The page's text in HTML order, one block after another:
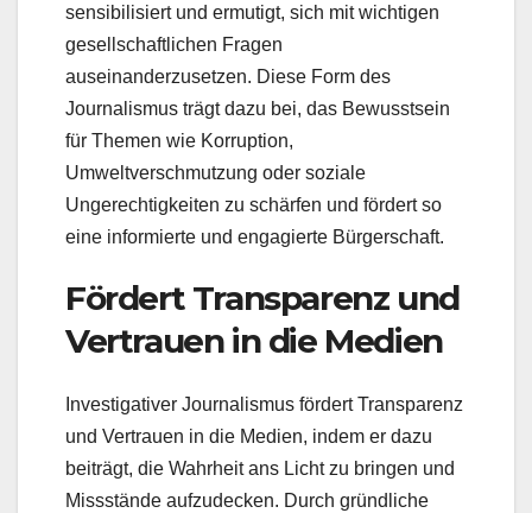
sensibilisiert und ermutigt, sich mit wichtigen
gesellschaftlichen Fragen
auseinanderzusetzen. Diese Form des
Journalismus trägt dazu bei, das Bewusstsein
für Themen wie Korruption,
Umweltverschmutzung oder soziale
Ungerechtigkeiten zu schärfen und fördert so
eine informierte und engagierte Bürgerschaft.
Fördert Transparenz und
Vertrauen in die Medien
Investigativer Journalismus fördert Transparenz
und Vertrauen in die Medien, indem er dazu
beiträgt, die Wahrheit ans Licht zu bringen und
Missstände aufzudecken. Durch gründliche